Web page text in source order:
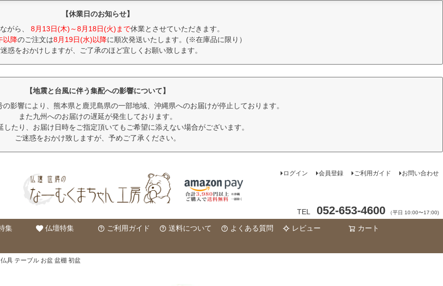
【休業日のお知らせ】
がら、 8月13日(木)～8月18日(火)まで休業とさせていただきます。
以降のご注文は8月19日(水)以降に順次発送いたします。(※在庫品に限り）
迷惑をおかけしますが、ご了承のほど宜しくお願い致します。
【地震と台風に伴う集配への影響について】
影響により、熊本県と鹿児島県の一部地域、沖縄県へのお届けが停止しております。
また九州へのお届けの遅延が発生しております。
したり、お届け日時をご指定頂いてもご希望に添えない場合がございます。
ご迷惑をおかけ致しますが、予めご了承ください。
ログイン 会員登録 ご利用ガイド お問い合わせ
TEL 052-653-4600 （平日 10:00〜17:00)
集 仏壇特集 ご利用ガイド 送料について よくある質問 レビュー カート
具 テーブル お盆 盆棚 初盆